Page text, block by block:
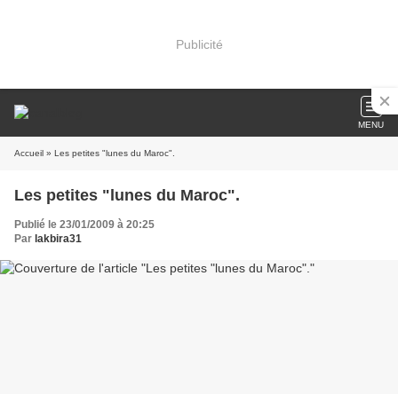
Publicité
MENU
Accueil » Les petites "lunes du Maroc".
Les petites "lunes du Maroc".
Publié le 23/01/2009 à 20:25
Par lakbira31